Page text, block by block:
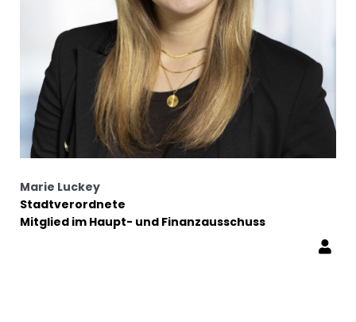
Marie Luckey
Stadtverordnete
Mitglied im Haupt- und Finanzausschuss